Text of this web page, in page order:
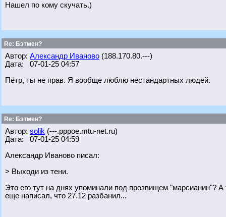
Нашел по кому скучать.)
Re: Бэтмен?
Автор: Александр Иваново (188.170.80.---)
Дата: 07-01-25 04:57
Пётр, ты не прав. Я вообще люблю нестандартных людей.
Re: Бэтмен?
Автор: solik (---.pppoe.mtu-net.ru)
Дата: 07-01-25 04:59
Александр Иваново писал:
> Выходи из тени.
Это его тут на днях упоминали под прозвищем "марсианин"?
еще написал, что 27.12 разбанил...